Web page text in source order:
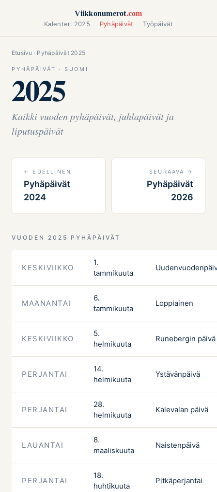
Viikkonumerot.com
Kalenteri 2025 Pyhäpäivät Työpäivät
Etusivu · Pyhäpäivät 2025
PYHÄPÄIVÄT · SUOMI
2025
Kaikki vuoden pyhäpäivät, juhlapäivät ja
liputuspäivät
← EDELLINEN
Pyhäpäivät
2024
SEURAAVA →
Pyhäpäivät
2026
VUODEN 2025 PYHÄPÄIVÄT
KESKIVIIKKO
1.
tammikuuta
MAANANTAI
6.
tammikuuta
Loppiainen
KESKIVIIKKO
5.
helmikuuta
Runebergin päivä
PERJANTAI
14.
helmikuuta
Ystävänpäivä
PERJANTAI
28.
helmikuuta
Kalevalan päivä
LAUANTAI
8.
maaliskuuta
Naistenpäivä
PERJANTAI
18.
huhtikuuta
Pitkäperjantai